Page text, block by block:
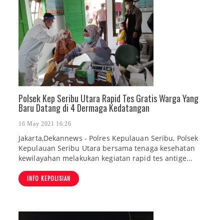
Polsek Kep Seribu Utara Rapid Tes Gratis Warga Yang
Baru Datang di 4 Dermaga Kedatangan
16 May 2021 16:26
Jakarta,Dekannews - Polres Kepulauan Seribu, Polsek
Kepulauan Seribu Utara bersama tenaga kesehatan
kewilayahan melakukan kegiatan rapid tes antige...
INFO KEPOLISIAN